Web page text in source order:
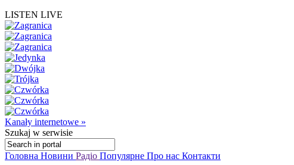
LISTEN LIVE
Kanały internetowe »
Szukaj w serwisie
Головна Новини Радіо Популярне Про нас Контакти